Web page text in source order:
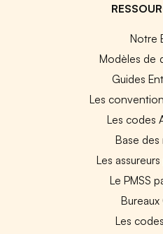
Notre
Modèles de
Guides
Les
Les codes
Base des
Les
Le PMSS
Bureaux
Les